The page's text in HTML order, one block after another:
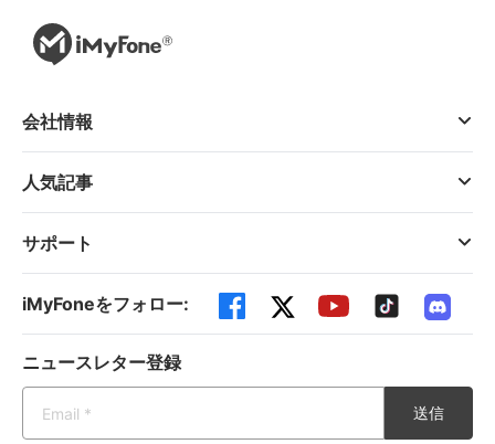
会社情報
人気記事
サポート
iMyFoneをフォロー:
ニュースレター登録
送信